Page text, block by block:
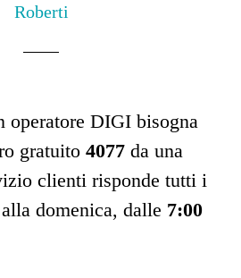
Roberti
operatore DIGI bisogna
gratuito4077 da una
clienti risponde tutti i
domenica, dalle 7:00